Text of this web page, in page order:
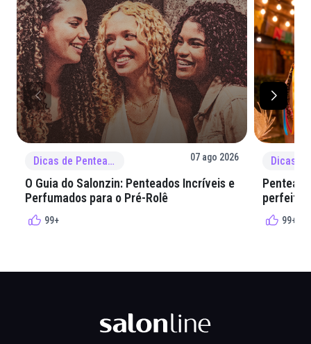
Dicas de Penteado 07 ago 2026
O Guia do Salonzin: Penteados Incríveis e
Perfumados para o Pré-Rolê
99+
perfeita
99+